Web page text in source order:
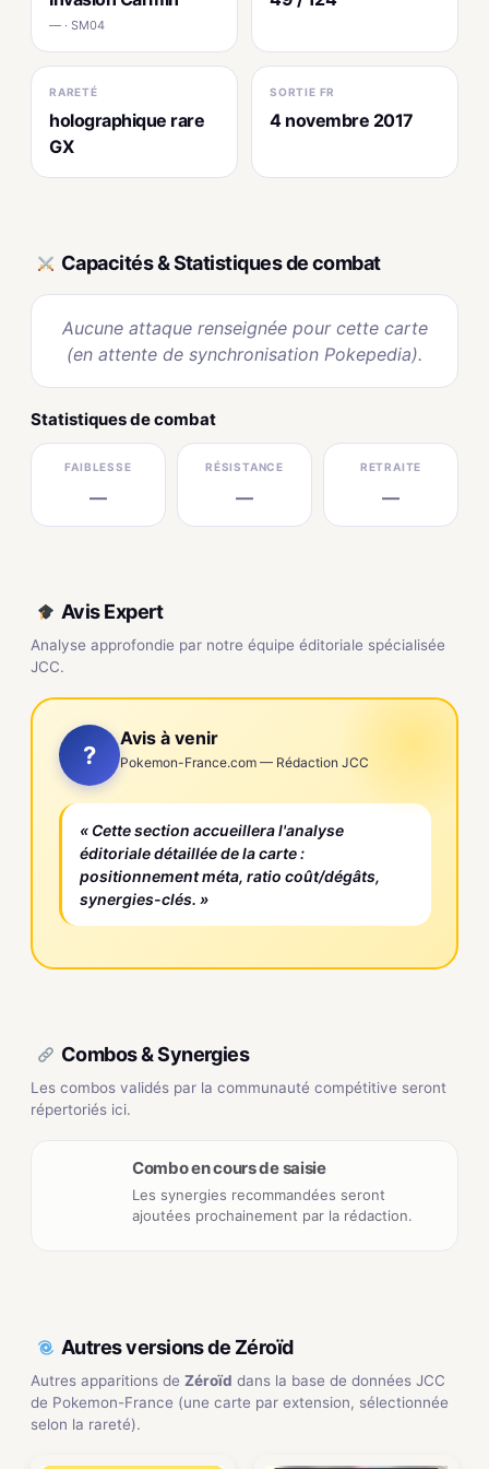
— · SM04
RARETÉ
holographique rare
GX
SORTIE FR
4 novembre 2017
Capacités & Statistiques de combat
Aucune attaque renseignée pour cette carte
(en attente de synchronisation Pokepedia).
Statistiques de combat
FAIBLESSE
—
RÉSISTANCE
—
RETRAITE
—
Avis Expert
Analyse approfondie par notre équipe éditoriale spécialisée
JCC.
?
Avis à venir
Pokemon-France.com — Rédaction JCC
« Cette section accueillera l'analyse
éditoriale détaillée de la carte :
positionnement méta, ratio coût/dégâts,
synergies-clés. »
Combos & Synergies
Les combos validés par la communauté compétitive seront
répertoriés ici.
Combo en cours de saisie
Les synergies recommandées seront
ajoutées prochainement par la rédaction.
Autres versions de Zéroïd
Autres apparitions de Zéroïd dans la base de données JCC
de Pokemon-France (une carte par extension, sélectionnée
selon la rareté).